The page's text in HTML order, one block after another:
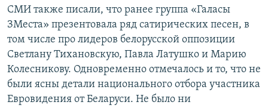
СМИ также писали, что ранее группа «Галасы
ЗМеста» презентовала ряд сатирических песен, в
том числе про лидеров белорусской оппозиции
Светлану Тихановскую, Павла Латушко и Марию
Колесникову. Одновременно отмечалось и то, что не
были ясны детали национального отбора участника
Евровидения от Беларуси. Не было ни